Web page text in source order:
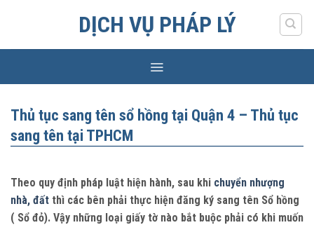
DỊCH VỤ PHÁP LÝ
Thủ tục sang tên sổ hồng tại Quận 4 – Thủ tục
sang tên tại TPHCM
Theo quy định pháp luật hiện hành, sau khi chuyển nhượng
nhà, đất thì các bên phải thực hiện đăng ký sang tên Sổ hồng
( Sổ đỏ). Vậy những loại giấy tờ nào bắt buộc phải có khi muốn